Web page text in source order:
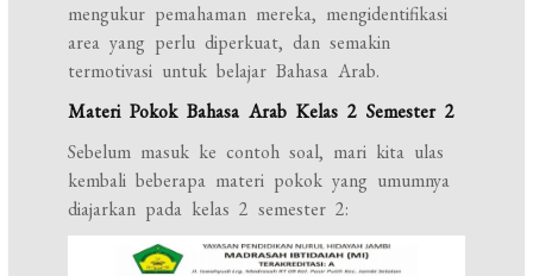
mengukur pemahaman mereka, mengidentifikasi
area yang perlu diperkuat, dan semakin
termotivasi untuk belajar Bahasa Arab.
Materi Pokok Bahasa Arab Kelas 2 Semester 2
Sebelum masuk ke contoh soal, mari kita ulas
kembali beberapa materi pokok yang umumnya
diajarkan pada kelas 2 semester 2: